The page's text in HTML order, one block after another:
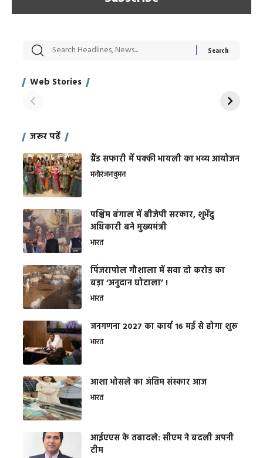
Web Stories
सट्टेबाजी में अरेस्ट हुए
साहिल खान
रोज एक कच्चे लहसुन
जरूर पढ़ें
ग्रैंड सफारी में पक्की भायली का भव्य आयोजन
मनोरंजनवुमन
पश्चिम बंगाल में बीजेपी सरकार, शुभेंदु
अधिकारी बने मुख्यमंत्री
भारत
​पिंजरापोल गौशाला में सवा दो करोड़ का
बड़ा ‘अनुदान घोटाला’ !
भारत
जनगणना 2027 का कार्य 16 मई से होगा शुरू
भारत
आशा भोसले का अंतिम संस्कार आज
भारत
आईएएस के तबादले: सीएम ने बदली अपनी
टीम